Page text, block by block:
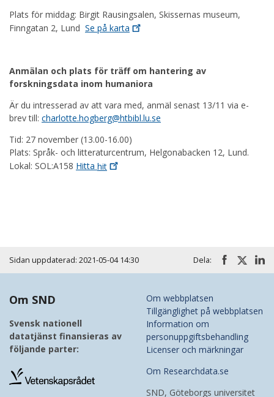
Plats för middag: Birgit Rausingsalen, Skissernas museum,
Finngatan 2, Lund Se på karta
Anmälan och plats för träff om hantering av
forskningsdata inom humaniora
Är du intresserad av att vara med, anmäl senast 13/11 via e-
brev till: charlotte.hogberg@htbibl.lu.se
Tid: 27 november (13.00-16.00)
Plats: Språk- och litteraturcentrum, Helgonabacken 12, Lund.
Lokal: SOL:A158 Hitta hit
Sidan uppdaterad: 2021-05-04 14:30 Dela:
Om SND
Svensk nationell
datatjänst finansieras av
följande parter:
Om webbplatsen
Tillgänglighet på webbplatsen
Information om
personuppgiftsbehandling
Licenser och märkningar
Om Researchdata.se
SND, Göteborgs universitet